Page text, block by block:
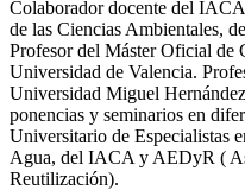
Colaborador docente del
de las Ciencias Ambientales,
Profesor del Máster Oficial de
Universidad de Valencia.
Universidad Miguel
ponencias y seminarios en
Universitario de Especialistas
Agua, del IACA y AEDyR (
Reutilización).